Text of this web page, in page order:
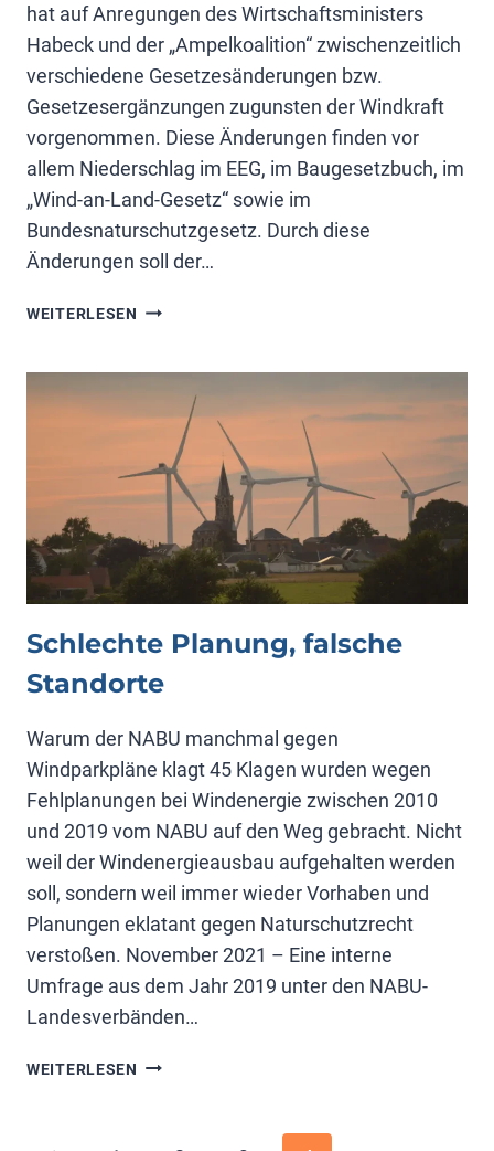
hat auf Anregungen des Wirtschaftsministers
Habeck und der „Ampelkoalition“ zwischenzeitlich
verschiedene Gesetzesänderungen bzw.
Gesetzesergänzungen zugunsten der Windkraft
vorgenommen. Diese Änderungen finden vor
allem Niederschlag im EEG, im Baugesetzbuch, im
„Wind-an-Land-Gesetz“ sowie im
Bundesnaturschutzgesetz. Durch diese
Änderungen soll der…
WEITERLESEN WINDENERGIE­
Schlechte Planung, falsche
Standorte
Warum der NABU manchmal gegen
Windparkpläne klagt 45 Klagen wurden wegen
Fehlplanungen bei Windenergie zwischen 2010
und 2019 vom NABU auf den Weg gebracht. Nicht
weil der Windenergieausbau aufgehalten werden
soll, sondern weil immer wieder Vorhaben und
Planungen eklatant gegen Naturschutzrecht
verstoßen. November 2021 – Eine interne
Umfrage aus dem Jahr 2019 unter den NABU-
Landesverbänden…
WEITERLESEN SCHLECHTE